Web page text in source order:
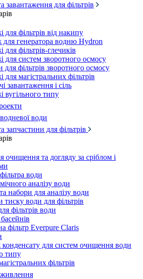
завантаження для фільтрів
для фільтрів від накипу
генератора водню Hydron
для фільтрів-глечиків
для систем зворотного осмосу
фільтрів зворотного осмосу
для магістральних фільтрів
завантаження і сіль
вугільного типу
води
запчастини для фільтрів
очищення та догляду за сріблом і
води
аналізу води
набори для аналізу води
тиску води для фільтрів
фільтрів води
фільтр Everpure Claris
конденсату для систем очищення води
типу
фільтрів